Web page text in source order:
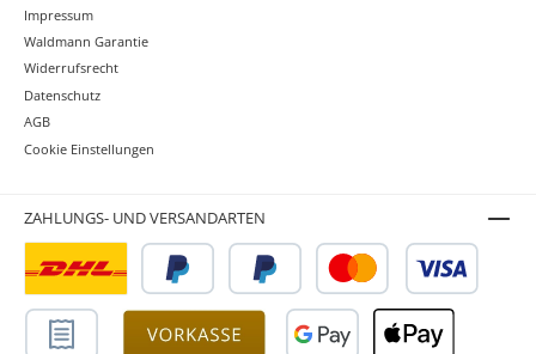
Impressum
Waldmann Garantie
Widerrufsrecht
Datenschutz
AGB
Cookie Einstellungen
ZAHLUNGS- UND VERSANDARTEN